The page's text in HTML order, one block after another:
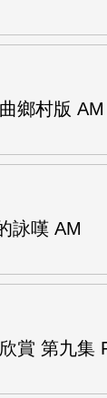
鄉村版 AM
詠嘆 AM
賞 第九集